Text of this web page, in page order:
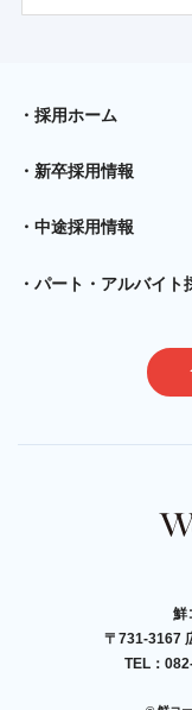
採用ホーム
新卒採用情報
中途採用情報
パート・アルバイト
鮮
〒731-3167
TEL：